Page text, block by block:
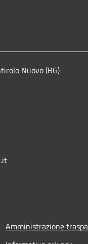
Nuovo (BG)
Amministrazione